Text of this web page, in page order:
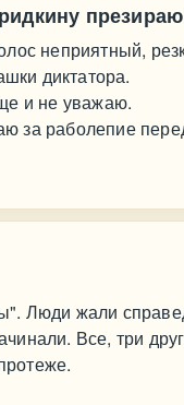
неприятный,
диктатора.
и не уважаю.
за раболепие
Люди жали
Все, три